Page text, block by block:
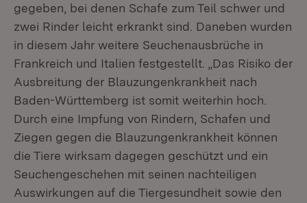
gegeben, bei denen Schafe zum Teil schwer und
zwei Rinder leicht erkrankt sind. Daneben wurden
in diesem Jahr weitere Seuchenausbrüche in
Frankreich und Italien festgestellt. „Das Risiko der
Ausbreitung der Blauzungenkrankheit nach
Baden-Württemberg ist somit weiterhin hoch.
Durch eine Impfung von Rindern, Schafen und
Ziegen gegen die Blauzungenkrankheit können
die Tiere wirksam dagegen geschützt und ein
Seuchengeschehen mit seinen nachteiligen
Auswirkungen auf die Tiergesundheit sowie den